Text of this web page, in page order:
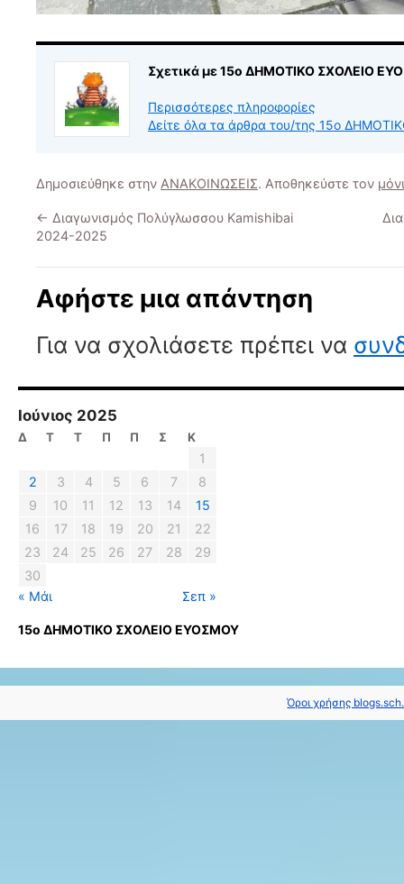
Σχετικά με 15ο ΔΗΜΟΤΙΚΟ ΣΧΟΛΕΙΟ
Περισσότερες πληροφορίες
Δείτε όλα τα άρθρα του/της 15ο
Δημοσιεύθηκε στην ΑΝΑΚΟΙΝΩΣΕΙΣ. Αποθηκεύστε τον
← Διαγωνισμός Πολύγλωσσου Kamishibai
2024-2025
Αφήστε μια απάντηση
Για να σχολιάσετε πρέπει να
Ιούνιος 2025
Δ Τ Τ Π Π Σ Κ
1
2
3 4 5 6 7
8
9
10 11 12 13 14
15
16
17 18 19 20 21
22
23
24 25 26 27 28
29
30
« Μάι
Σεπ »
15ο ΔΗΜΟΤΙΚΟ ΣΧΟΛΕΙΟ ΕΥΟΣΜΟΥ
Όροι χρήσης